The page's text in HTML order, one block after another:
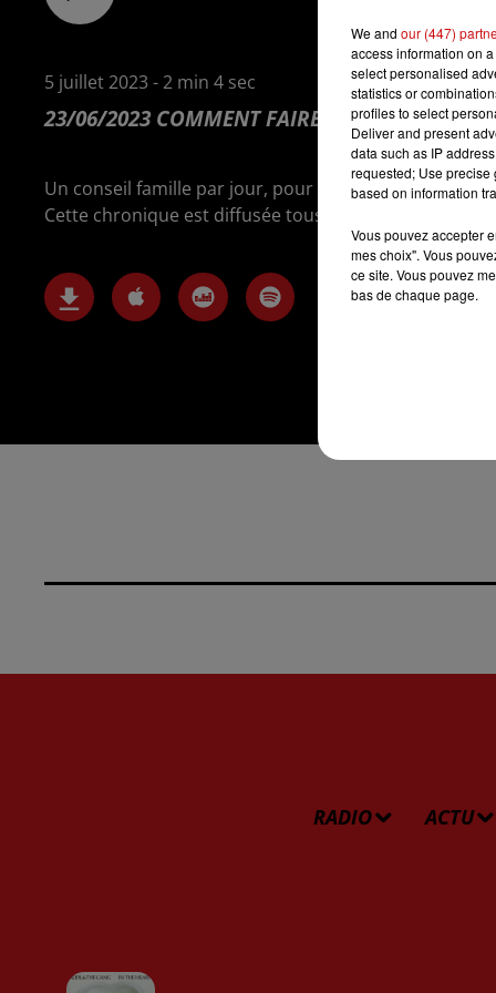
5 juillet 2023 - 2 min 4 sec
23/06/2023 COMMENT FAIRE GARDER SES
Un conseil famille par jour, pour les enfants et les
Cette chronique est diffusée tous les jours sur la
RADIO ACTU
We and our (447)
access information on
select personalised
statistics or
profiles to select
Deliver and present
data such as IP
requested; Use precise
based on information
Vous pouvez accepter
mes choix". Vous
ce site. Vous pouvez
bas de chaque page.